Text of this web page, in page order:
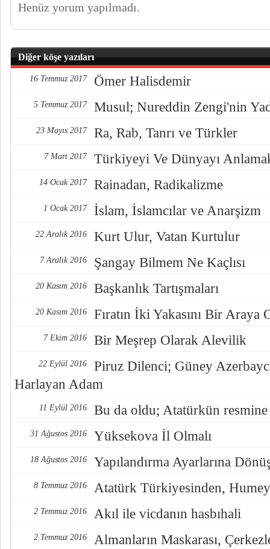
Henüz yorum yapılmadı.
Diğer köşe yazıları
16 Temmuz 2017 Ömer Halisdemir
5 Temmuz 2017 Musul; Nureddin Zengi'nin
23 Mayıs 2017 Ra, Rab, Tanrı ve Türkler
7 Mart 2017 Türkiyeyi Ve Dünyayı
14 Ocak 2017 Rainadan, Radikalizme
1 Ocak 2017 İslam, İslamcılar ve Anarşizm
22 Aralık 2016 Kurt Ulur, Vatan Kurtulur
7 Aralık 2016 Şangay Bilmem Ne Kaçlısı
20 Kasım 2016 Başkanlık Tartışmaları
20 Kasım 2016 Fıratın İki Yakasını Bir Araya
7 Ekim 2016 Bir Meşrep Olarak Alevilik
22 Eylül 2016
Piruz Dilenci; Güney
Harlayan Adam
11 Eylül 2016 Bu da oldu; Atatürkün resmine
31 Ağustos 2016 Yüksekova İl Olmalı
18 Ağustos 2016 Yapılandırma Ayarlarına
8 Temmuz 2016 Atatürk Türkiyesinden,
2 Temmuz 2016 Akıl ile vicdanın hasbıhali
2 Temmuz 2016 Almanların Maskarası,